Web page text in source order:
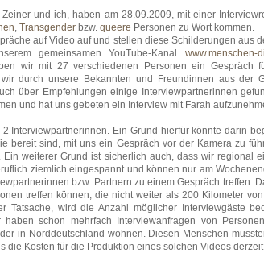
und ich, haben am 28.09.2009, mit einer
Transgender bzw. queere Personen zu Wort kommen.
auf Video auf und stellen diese Schilderungen aus
gemeinsamen YouTube-Kanal www.menschen-
wir mit 27 verschiedenen Personen ein Gespräch
durch unsere Bekannten und Freundinnen aus der
über Empfehlungen einige Interviewpartnerinnen
und hat uns gebeten ein Interview mit Farah
2 Interviewpartnerinnen. Ein Grund hierfür könnte darin
bereit sind, mit uns ein Gespräch vor der Kamera zu
weiterer Grund ist sicherlich auch, dass wir regional
ziemlich eingespannt und können nur am
bzw. Partnern zu einem Gespräch treffen.
treffen können, die nicht weiter als 200 Kilometer von
Tatsache, wird die Anzahl möglicher Interviewgäste
haben schon mehrfach Interviewanfragen von
in Norddeutschland wohnen. Diesen Menschen
die Kosten für die Produktion eines solchen Videos derzeit